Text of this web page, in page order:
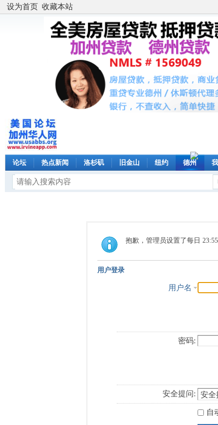
设为首页 收藏本站
论坛 热点新闻 洛杉矶 旧金山 纽约 德州
抱歉，管理员设置了每日
用户登录
用户名
密码:
安全提问:
自